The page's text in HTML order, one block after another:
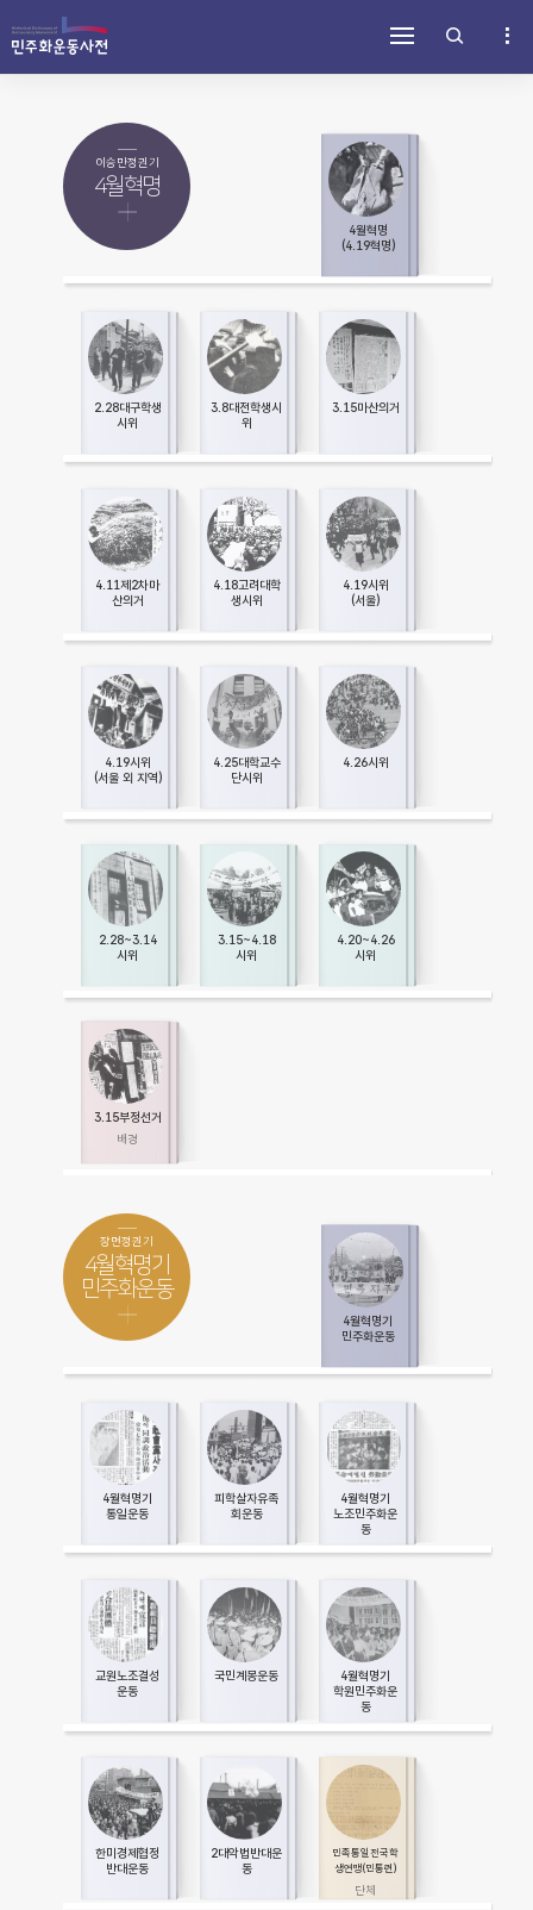
메
뉴
바
용
바
로
단
바
로
이승만정권기
4월혁명
4월혁명
(4.19혁명)
2.28대구학생
시위
3.8대전학생시
위
3.15마산의거
4.11제2차마
산의거
4.18고려대학
생시위
4.19시위
(서울)
4.19시위
(서울 외 지역)
4.25대학교수
단시위
4.26시위
2.28~3.14
시위
3.15~4.18
시위
4.20~4.26
시위
3.15부정선거
장면정권기
4월혁명기
민주화운동
4월혁명기
민주화운동
4월혁명기
통일운동
피학살자유족
회운동
4월혁명기
노조민주화운
동
교원노조결성
운동
국민계몽운동
4월혁명기
학원민주화운
동
한미경제협정
반대운동
2대악법반대운
동
민족통일전국학
생연맹(민통련)